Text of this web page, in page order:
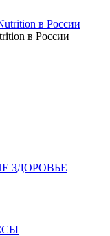
в России
ЗДОРОВЬЕ